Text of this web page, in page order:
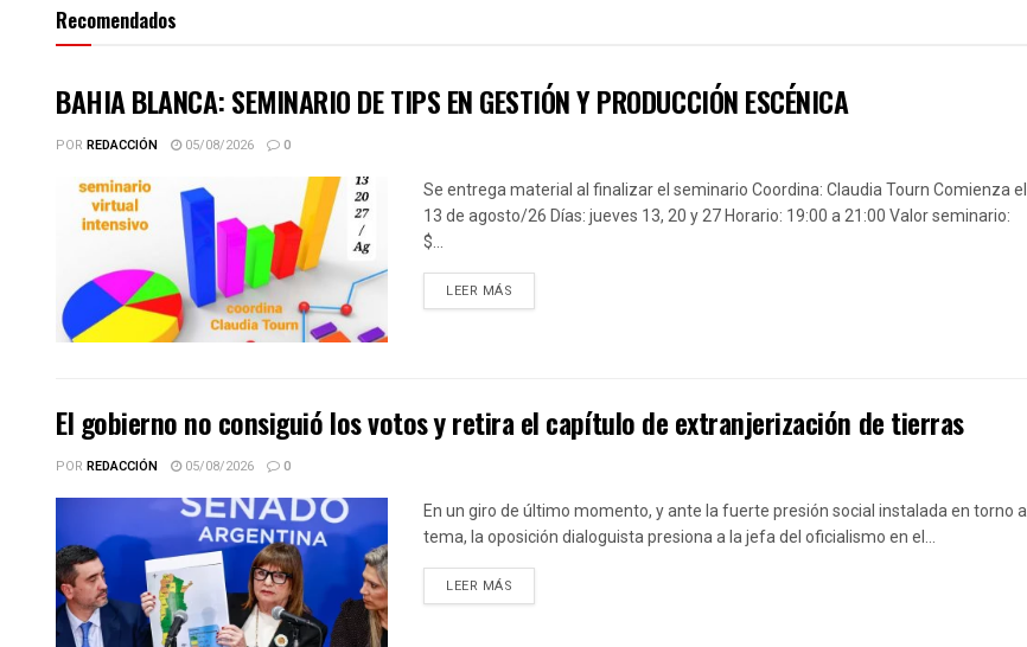
Recomendados
BAHIA BLANCA: SEMINARIO DE TIPS EN GESTIÓN Y PRODUCCIÓN ESCÉNICA
POR REDACCIÓN 05/08/2026 0
Se entrega material al finalizar el seminario Coordina: Claudia Tourn Comienza el
13 de agosto/26 Días: jueves 13, 20 y 27 Horario: 19:00 a 21:00 Valor seminario:
$...
LEER MÁS
El gobierno no consiguió los votos y retira el capítulo de extranjerización de tierras
POR REDACCIÓN 05/08/2026 0
En un giro de último momento, y ante la fuerte presión social instalada en torno al
tema, la oposición dialoguista presiona a la jefa del oficialismo en el...
LEER MÁS